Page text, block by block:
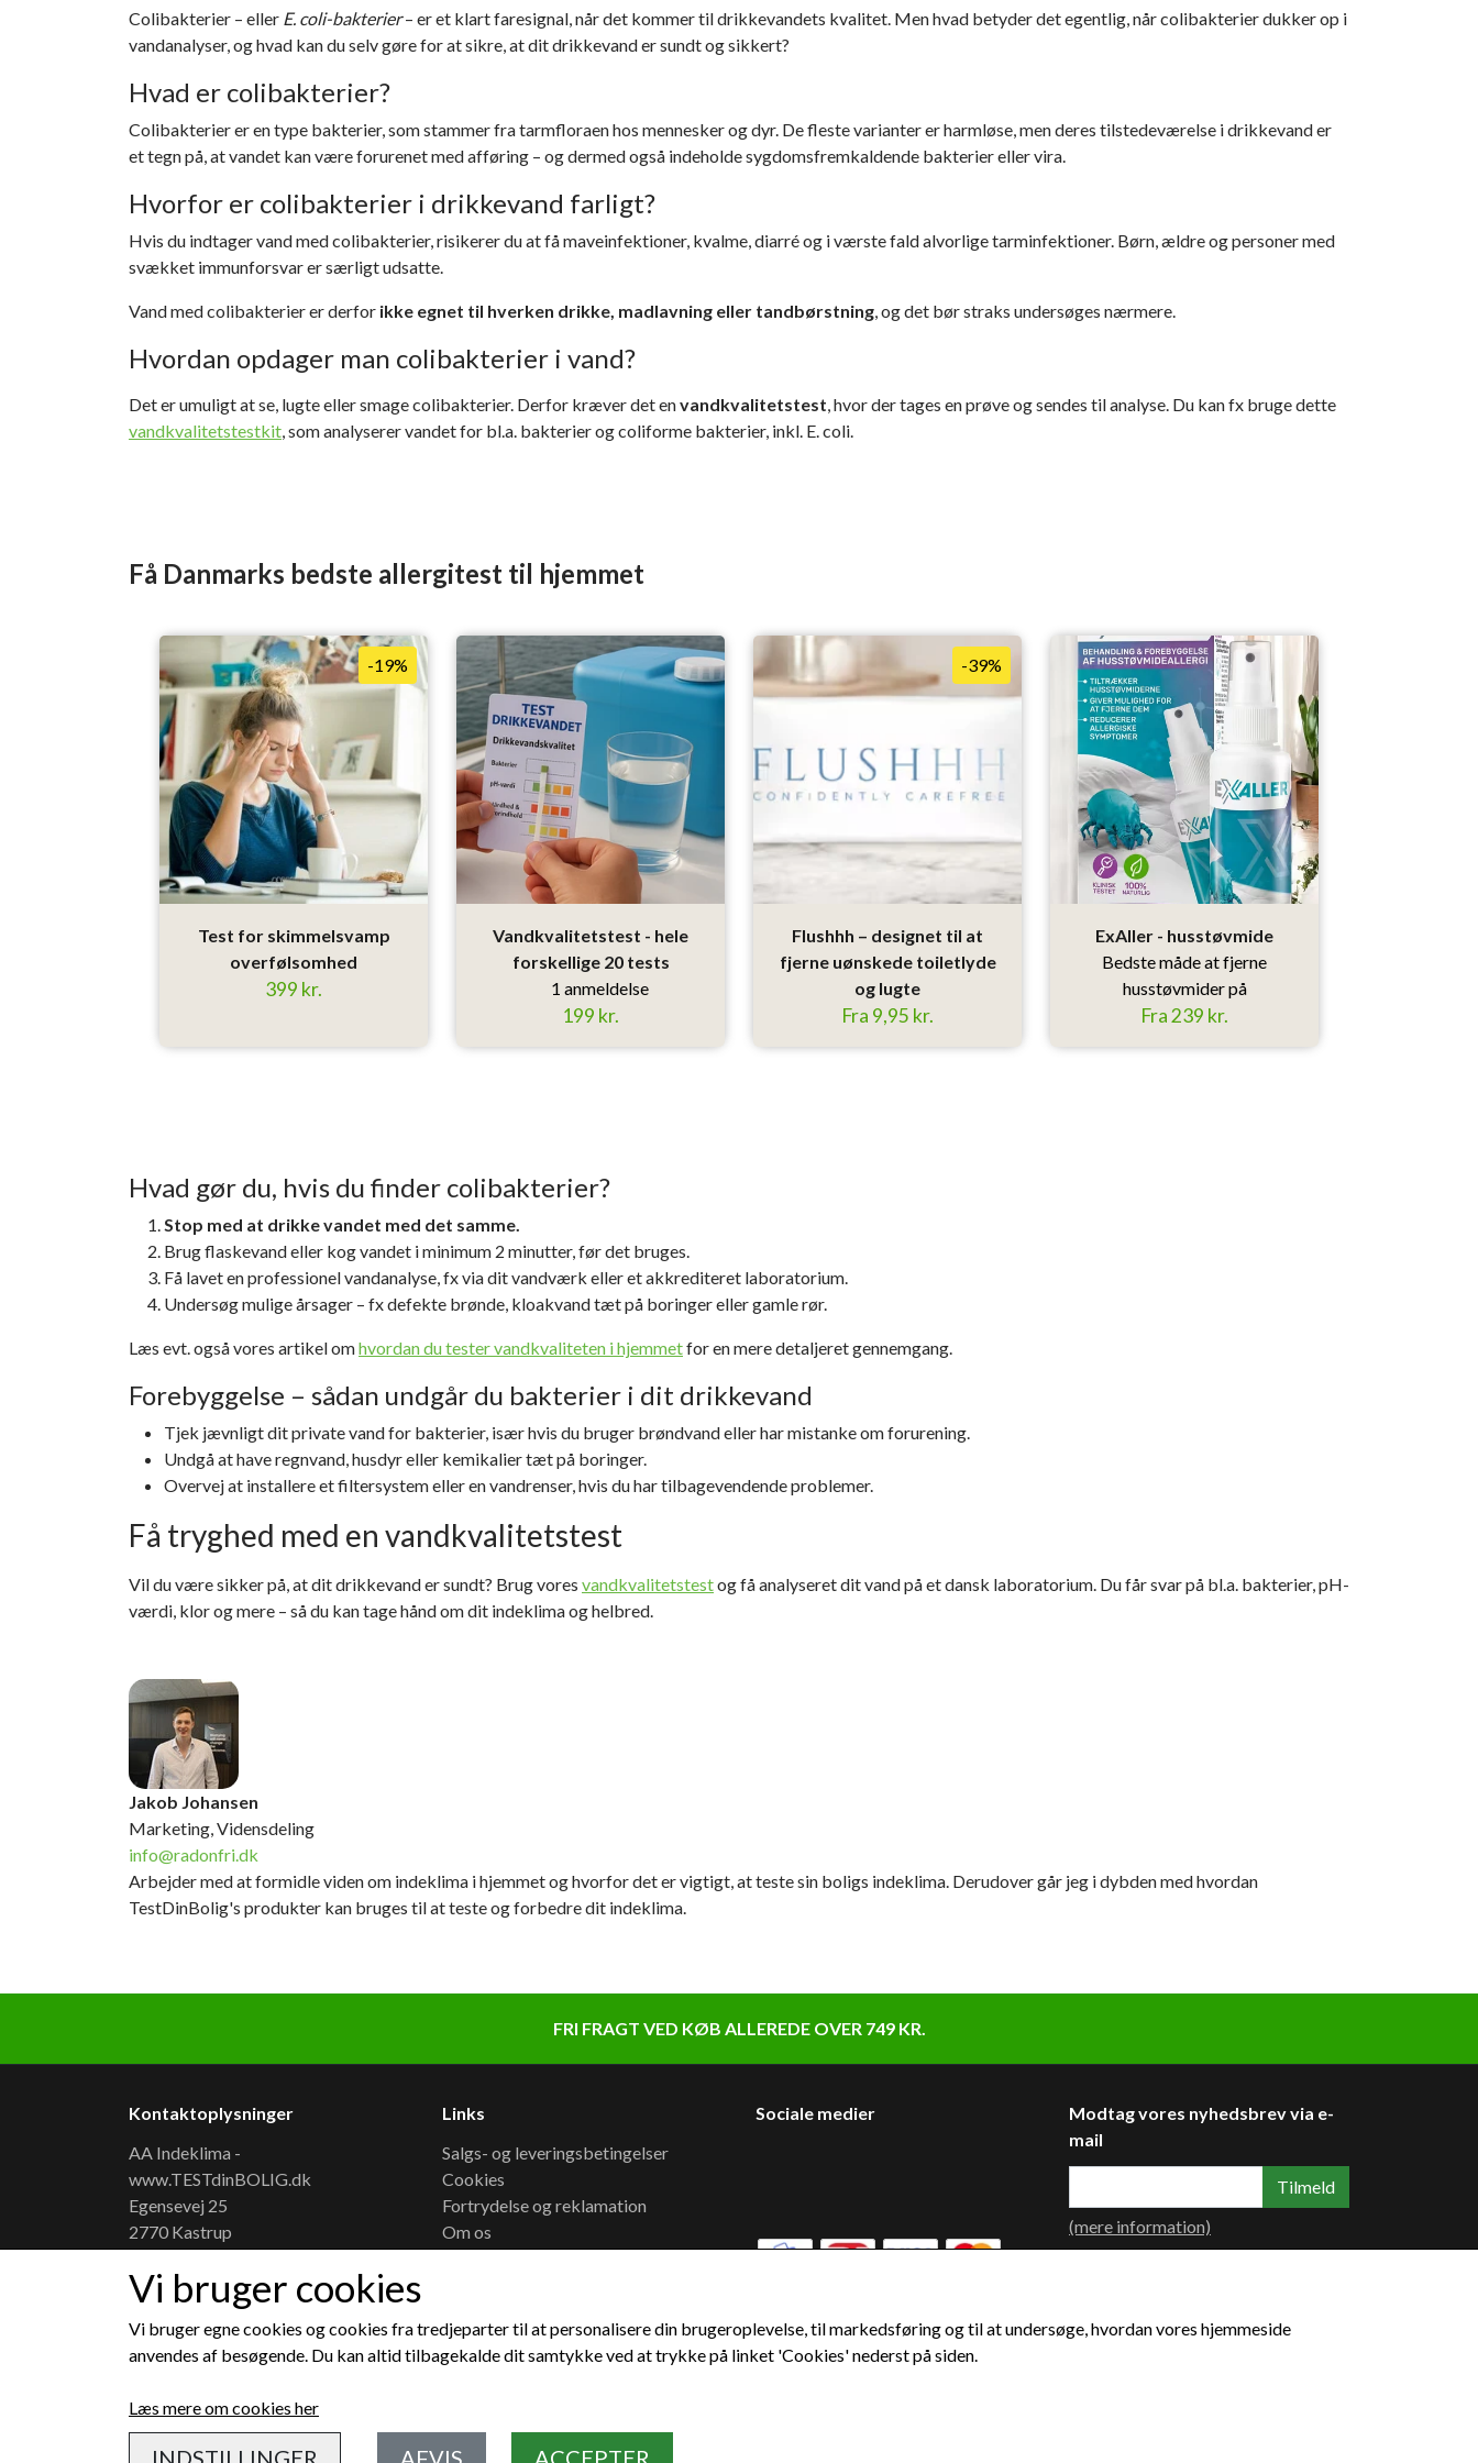
SKIMMELSVAMP BESKYTTELSESUDSTYR
PERSONLIGE TESTS PERSONLIG BESKYTTELSE MOD SKIMMELSVAMP INDEKLIMABØGER
RADONMÅLINGER
BESKYTTELSESUDSTYR MOD SKIMMELSVAMP
KOLDTÅGE - SKIMMELSVAMP DRÆBER
SKIMMELSVAMPHUNDEN (NYHED)
TESTDINBOLIG'S VIDENSUNIVERS
Colibakterier – eller E. coli-bakterier– er et klart faresignal, når det kommer til drikkevandets kvalitet. Men hvad betyder det egentlig, når colibakterier dukker op i
vandanalyser, og hvad kan du selv gøre for at sikre, at dit drikkevand er sundt og sikkert?
Hvad er colibakterier?
Colibakterier er en type bakterier, som stammer fra tarmfloraen hos mennesker og dyr. De fleste varianter er harmløse, men deres tilstedeværelse i drikkevand er
et tegn på, at vandet kan være forurenet med afføring – og dermed også indeholde sygdomsfremkaldende bakterier eller vira.
Hvorfor er colibakterier i drikkevand farligt?
Hvis du indtager vand med colibakterier, risikerer du at få maveinfektioner, kvalme, diarré og i værste fald alvorlige tarminfektioner. Børn, ældre og personer med
svækket immunforsvar er særligt udsatte.
Vand med colibakterier er derfor ikke egnet til hverken drikke, madlavning eller tandbørstning, og det bør straks undersøges nærmere.
Hvordan opdager man colibakterier i vand?
Det er umuligt at se, lugte eller smage colibakterier. Derfor kræver det envandkvalitetstest, hvor der tages en prøve og sendes til analyse. Du kan fx bruge dette
vandkvalitetstestkit, som analyserer vandet for bl.a. bakterier og coliforme bakterier, inkl. E. coli.
Få Danmarks bedste allergitest til hjemmet
-19%
Test for skimmelsvamp
overfølsomhed
399 kr.
Vandkvalitetstest - hele
forskellige 20 tests
1 anmeldelse
199 kr.
-39%
Flushhh – designet til at
fjerne uønskede toiletlyde
og lugte
Fra 9,95 kr.
ExAller - husstøvmide
Bedste måde at fjerne
husstøvmider på
Fra 239 kr.
Hvad gør du, hvis du finder colibakterier?
Stop med at drikke vandet med det samme.
Brug flaskevand eller kog vandet i minimum 2 minutter, før det bruges.
Få lavet en professionel vandanalyse, fx via dit vandværk eller et akkrediteret laboratorium.
Undersøg mulige årsager – fx defekte brønde, kloakvand tæt på boringer eller gamle rør.
Læs evt. også vores artikel omhvordan du tester vandkvaliteten i hjemmetfor en mere detaljeret gennemgang.
Forebyggelse – sådan undgår du bakterier i dit drikkevand
Tjek jævnligt dit private vand for bakterier, især hvis du bruger brøndvand eller har mistanke om forurening.
Undgå at have regnvand, husdyr eller kemikalier tæt på boringer.
Overvej at installere et filtersystem eller en vandrenser, hvis du har tilbagevendende problemer.
Få tryghed med en vandkvalitetstest
Vil du være sikker på, at dit drikkevand er sundt? Brug vores vandkvalitetstestog få analyseret dit vand på et dansk laboratorium. Du får svar på bl.a. bakterier, pH-
værdi, klor og mere – så du kan tage hånd om dit indeklima og helbred.
Jakob Johansen
Marketing, Vidensdeling
info@radonfri.dk
Arbejder med at formidle viden om indeklima i hjemmet og hvorfor det er vigtigt, at teste sin boligs indeklima. Derudover går jeg i dybden med hvordan
TestDinBolig's produkter kan bruges til at teste og forbedre dit indeklima.
FRI FRAGT VED KØB ALLEREDE OVER 749 KR.
Kontaktoplysninger
AA Indeklima -
www.TESTdinBOLIG.dk
Egensevej 25
2770 Kastrup
CVR: 31553342
Links
Salgs- og leveringsbetingelser
Cookies
Fortrydelse og reklamation
Om os
Blog - vidensunivers
Salgs- og leveringsbetingelser
Sociale medier
Modtag vores nyhedsbrev via e-
mail
Tilmeld
(mere information)
Vi bruger cookies
Vi bruger egne cookies og cookies fra tredjeparter til at personalisere din brugeroplevelse, til markedsføring og til at undersøge, hvordan vores hjemmeside
anvendes af besøgende. Du kan altid tilbagekalde dit samtykke ved at trykke på linket 'Cookies' nederst på siden.
Læs mere om cookies her
INDSTILLINGER AFVIS ACCEPTER